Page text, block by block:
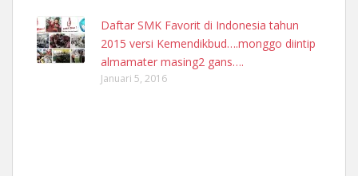
Daftar SMK Favorit di Indonesia tahun
2015 versi Kemendikbud….monggo diintip
almamater masing2 gans….
Januari 5, 2016